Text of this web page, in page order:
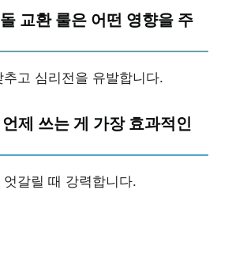
교환 룰은 어떤 영향을 주
고 심리전을 유발합니다.
제 쓰는 게 가장 효과적인
갈릴 때 강력합니다.